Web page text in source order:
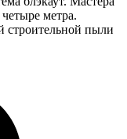
метра.
строительной пыли